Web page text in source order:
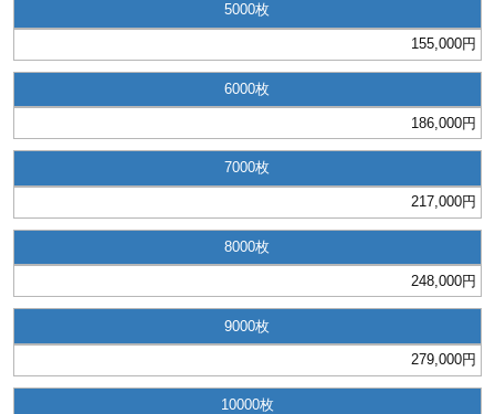
ァイル印刷
刷
ファイル印刷
5000
155,000円
6000
186,000円
7000
217,000円
8000
248,000円
9000
279,000円
10000